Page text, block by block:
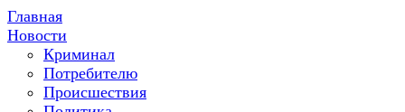
Главная
Новости
Криминал
Потребителю
Происшествия